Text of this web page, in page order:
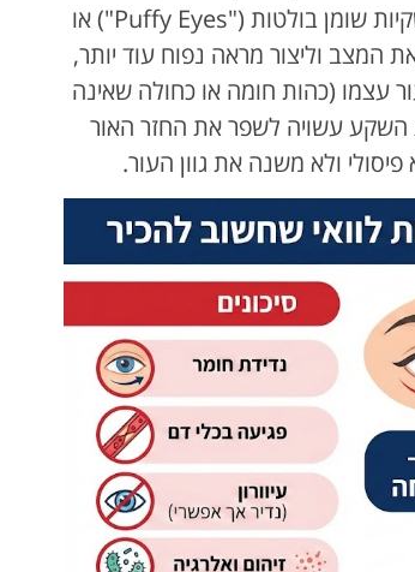
Trough") הנובע מחוסר נפח. לעומת זאת, במקרים של שקיות שומן בולטות ("Puffy Eyes") או
המצב וליצור מראה נפוח עוד יותר,
עצמו (כהות חומה או כחולה שאינה
השקע עשויה לשפר את החזר האור
ולא משנה את גוון העור.